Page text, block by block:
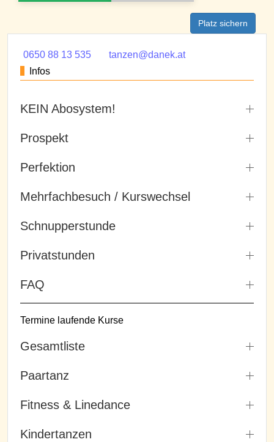
Platz sichern
0650 88 13 535
tanzen@danek.at
Infos
KEIN Abosystem!
Prospekt
Perfektion
Mehrfachbesuch / Kurswechsel
Schnupperstunde
Privatstunden
FAQ
Termine laufende Kurse
Gesamtliste
Paartanz
Fitness & Linedance
Kindertanzen